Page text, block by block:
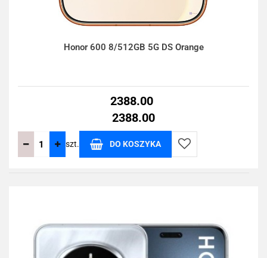
Honor 600 8/512GB 5G DS Orange
2388.00
2388.00
szt. DO KOSZYKA
Do